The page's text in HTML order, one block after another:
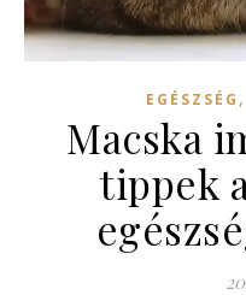
EGÉSZSÉG ,
Macska
tippek